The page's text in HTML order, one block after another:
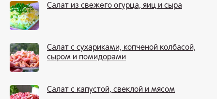
Салат из свежего огурца, яиц и сыра
Салат с сухариками, копченой колбасой,
сыром и помидорами
Салат с капустой, свеклой и мясом